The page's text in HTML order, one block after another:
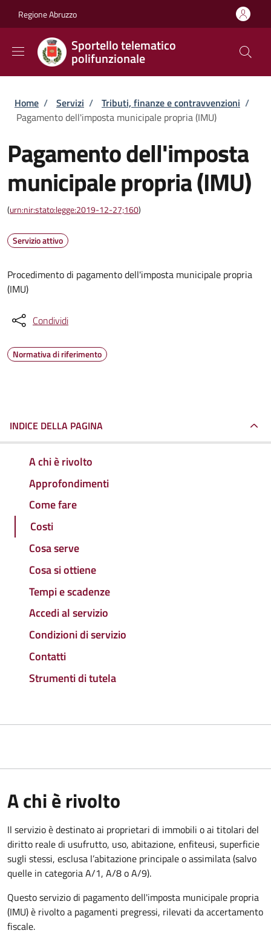
Regione Abruzzo
Sportello telematico
polifunzionale
Briciole di pane
Home / Servizi / Tributi, finanze e contravvenzioni /
Pagamento dell'imposta municipale propria (IMU)
Pagamento dell'imposta
municipale propria (IMU)
(urn:nir:stato:legge:2019-12-27;160)
Servizio attivo
Procedimento di pagamento dell'imposta municipale propria
(IMU)
Condividi
Normativa di riferimento
INDICE DELLA PAGINA
A chi è rivolto
Approfondimenti
Come fare
Costi
Cosa serve
Cosa si ottiene
Tempi e scadenze
Accedi al servizio
Condizioni di servizio
Contatti
Strumenti di tutela
A chi è rivolto
Il servizio è destinato ai proprietari di immobili o ai titolari del
diritto reale di usufrutto, uso, abitazione, enfiteusi, superficie
sugli stessi, esclusa l’abitazione principale o assimilata (salvo
quelle in categoria A/1, A/8 o A/9).
Questo servizio di pagamento dell'imposta municipale propria
(IMU) è rivolto a pagamenti pregressi, rilevati da accertamento
fiscale.